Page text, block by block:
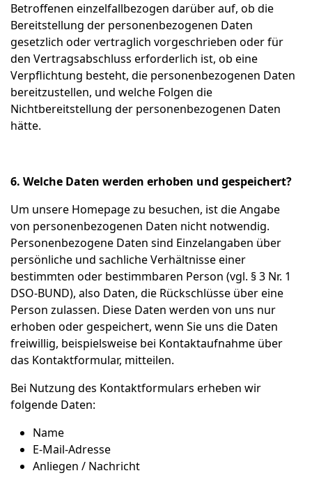
Betroffenen einzelfallbezogen darüber auf, ob die
Bereitstellung der personenbezogenen Daten
gesetzlich oder vertraglich vorgeschrieben oder für
den Vertragsabschluss erforderlich ist, ob eine
Verpflichtung besteht, die personenbezogenen Daten
bereitzustellen, und welche Folgen die
Nichtbereitstellung der personenbezogenen Daten
hätte.
6. Welche Daten werden erhoben und gespeichert?
Um unsere Homepage zu besuchen, ist die Angabe
von personenbezogenen Daten nicht notwendig.
Personenbezogene Daten sind Einzelangaben über
persönliche und sachliche Verhältnisse einer
bestimmten oder bestimmbaren Person (vgl. § 3 Nr. 1
DSO-BUND), also Daten, die Rückschlüsse über eine
Person zulassen. Diese Daten werden von uns nur
erhoben oder gespeichert, wenn Sie uns die Daten
freiwillig, beispielsweise bei Kontaktaufnahme über
das Kontaktformular, mitteilen.
Bei Nutzung des Kontaktformulars erheben wir
folgende Daten:
Name
E-Mail-Adresse
Anliegen / Nachricht